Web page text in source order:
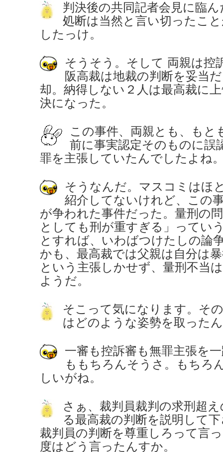
判決後の共同記者会見に臨
処断は当然と言い切ったこ
したっけ。
そうそう。そして 両親は控
阪高裁は地裁の判断を妥当
却。納得しない２人は最高裁に
決になった。
この事件、両親とも、もと
前に事実認定そのものに誤
罪を主張していたんでしたよね
そうなんだ。マスコミはほ
紹介してないけれど、この
が争われた事件だった。量刑の
としても刑が重すぎる」ってい
とすれば、いわばつけたしの論
かも、最高裁では父親は自分は
という主張しかせず、量刑不当
ようだ。
そこって気になります。そ
はどのような姿勢を取った
一審も控訴審も無罪主張を
ももちろんそうさ。もちろ
しいがね。
さぁ、裁判員裁判の求刑超
る最高裁の判断を説明して
裁判員の判断を尊重しろって言
度はどう言ったんすか。